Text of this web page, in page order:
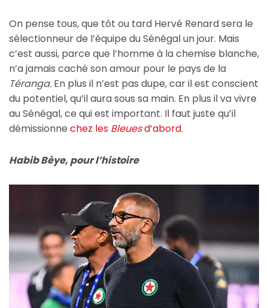
On pense tous, que tôt ou tard Hervé Renard sera le
sélectionneur de l’équipe du Sénégal un jour. Mais
c’est aussi, parce que l’homme à la chemise blanche,
n’a jamais caché son amour pour le pays de la
Téranga. En plus il n’est pas dupe, car il est conscient
du potentiel, qu’il aura sous sa main. En plus il va vivre
au Sénégal, ce qui est important. Il faut juste qu’il
démissionne chez les Bleuesd’abord.
Habib Bèye, pour l’histoire